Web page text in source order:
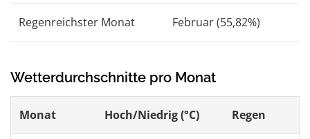
Regenreichster Monat Februar (55,82%)
Wetterdurchschnitte pro Monat
Monat Hoch/Niedrig (°C) Regen